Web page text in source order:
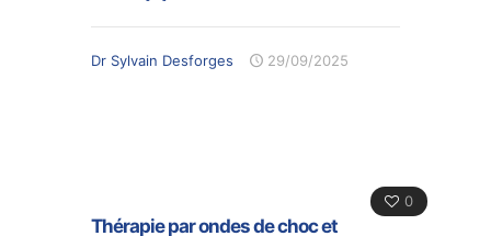
Dr Sylvain Desforges 29/09/2025
0
Thérapie par ondes de choc et